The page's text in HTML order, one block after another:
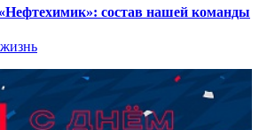
состав нашей команды